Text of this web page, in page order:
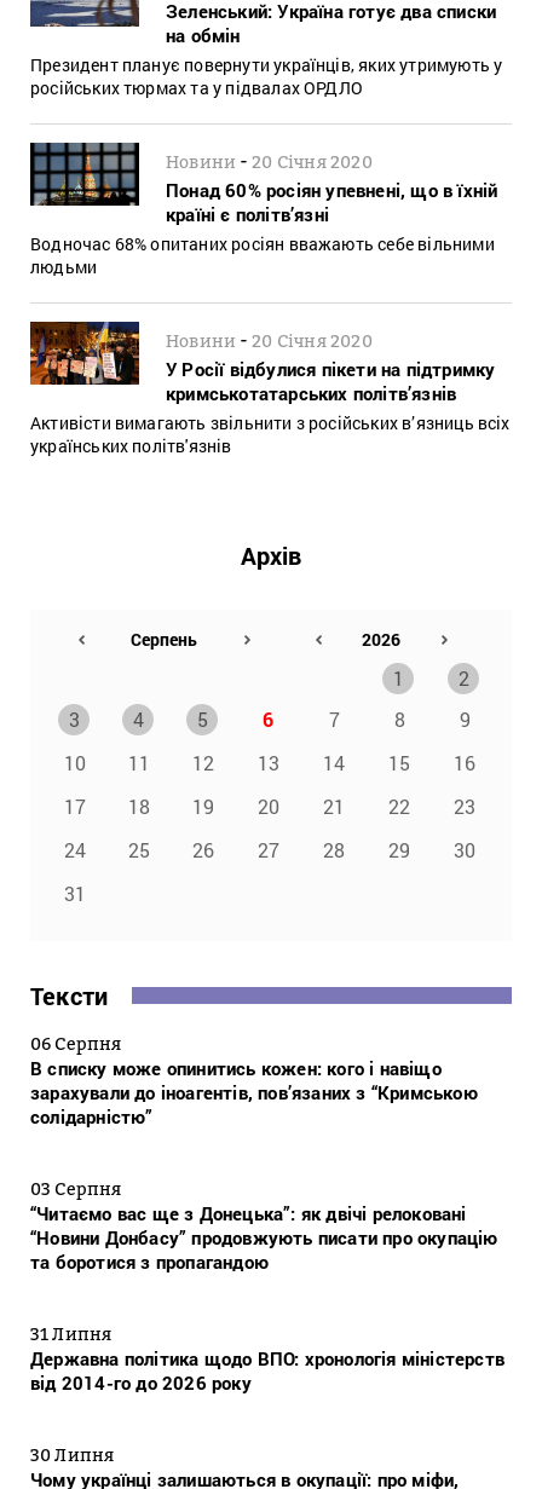
Зеленський: Україна готує два списки
на обмін
Президент планує повернути українців, яких утримують у
російських тюрмах та у підвалах ОРДЛО
Новини -20 Січня 2020
Понад 60% росіян упевнені, що в їхній
країні є політв’язні
Водночас 68% опитаних росіян вважають себе вільними
людьми
Новини -20 Січня 2020
У Росії відбулися пікети на підтримку
кримськотатарських політв’язнів
Активісти вимагають звільнити з російських в’язниць всіх
українських політв'язнів
Архів
1
2
3
4 5 6 7 8
9
10
11 12 13 14 15
16
17
18 19 20 21 22
23
24
25 26 27 28 29
30
31
Тексти
06 Серпня
В списку може опинитись кожен: кого і навіщо
зарахували до іноагентів, пов’язаних з “Кримською
солідарністю”
03 Серпня
“Читаємо вас ще з Донецька”: як двічі релоковані
“Новини Донбасу” продовжують писати про окупацію
та боротися з пропагандою
31 Липня
Державна політика щодо ВПО: хронологія міністерств
від 2014-го до 2026 року
30 Липня
Чому українці залишаються в окупації: про міфи,